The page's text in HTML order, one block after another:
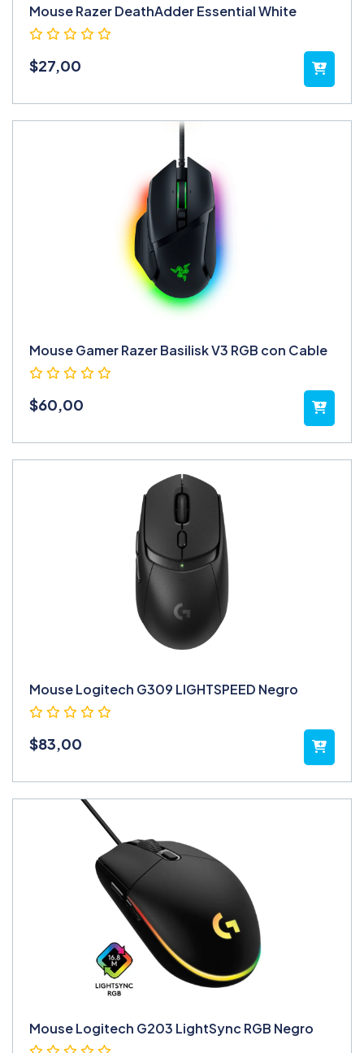
Mouse Razer DeathAdder Essential White
$27,00
Mouse Gamer Razer Basilisk V3 RGB con Cable
$60,00
Mouse Logitech G309 LIGHTSPEED Negro
$83,00
Mouse Logitech G203 LightSync RGB Negro